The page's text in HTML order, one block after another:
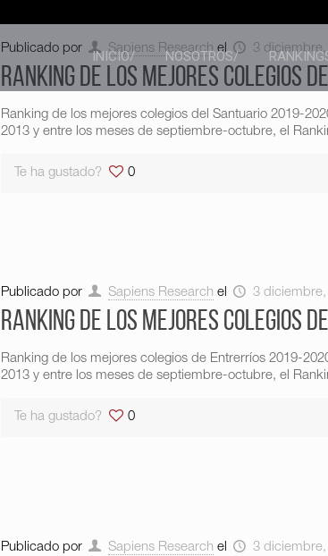
INICIO/ NOSOTROS/
Publicado por Sapiens Research el 3
Ranking de los mejores colegios
Ranking de los mejores colegios del Santuario 2019-
2013 y entre los meses de septiembre-octubre, el
Te ha gustado? 0
Publicado por Sapiens Research el 3 diciembre,
Ranking de los mejores colegios
Ranking de los mejores colegios de Entrerríos 2019-
2013 y entre los meses de septiembre-octubre, el
Te ha gustado? 0
Publicado por Sapiens Research el 3 diciembre,